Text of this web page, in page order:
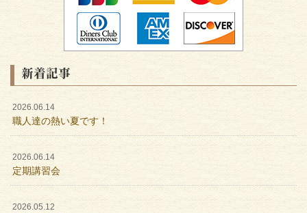
新着記事
2026.06.14
職人達の熱い夏です！
2026.06.14
定期講習会
2026.05.12